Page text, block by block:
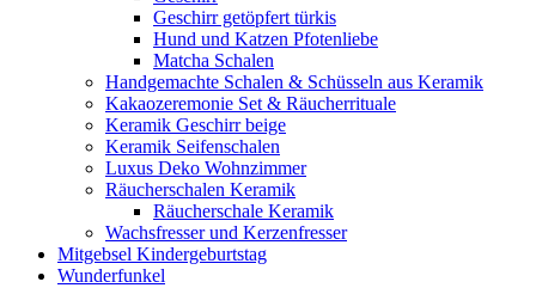
Geschirr getöpfert türkis
Hund und Katzen Pfotenliebe
Matcha Schalen
Handgemachte Schalen & Schüsseln aus Keramik
Kakaozeremonie Set & Räucherrituale
Keramik Geschirr beige
Keramik Seifenschalen
Luxus Deko Wohnzimmer
Räucherschalen Keramik
Räucherschale Keramik
Wachsfresser und Kerzenfresser
Mitgebsel Kindergeburtstag
Wunderfunkel